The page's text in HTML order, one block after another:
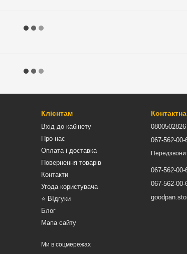
Клієнтам
Вхід до кабінету
Про нас
Оплата і доставка
Повернення товарів
Контакти
Угода користувача
⭐ ВІдгуки
Блог
Мапа сайту
Ми в соцмережах
0800502826
067-562-00-
067-562-00-
067-562-00-